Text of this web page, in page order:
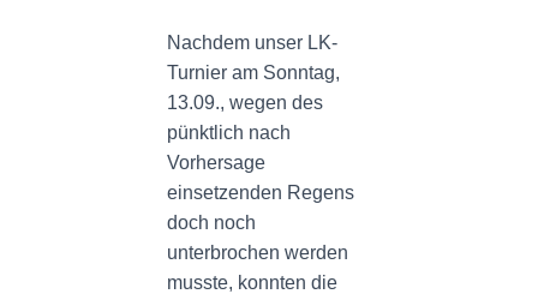
Nachdem unser LK-
Turnier am Sonntag,
13.09., wegen des
pünktlich nach
Vorhersage
einsetzenden Regens
doch noch
unterbrochen werden
musste, konnten die